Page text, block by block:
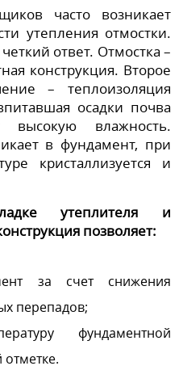
часто возникает
утепления отмостки.
ответ. Отмостка –
конструкция. Второе
– теплоизоляция
осадки почва
влажность.
в фундамент, при
кристаллизуется и
утеплителя и
позволяет:
за счет снижения
перепадов;
фундаментной